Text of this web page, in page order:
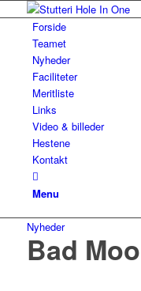
Forside
Teamet
Nyheder
Faciliteter
Meritliste
Links
Video & billeder
Hestene
Kontakt
Menu
Nyheder
Bad